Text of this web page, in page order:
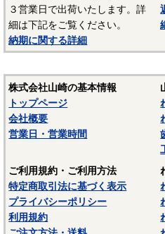
料でありますが、吸湿性が高い
らないという問題点もあります。
■ポリスライダー
優れたポリアミドの性質を活か
に分散させ、浮遊状態にある黒
状の黒鉛層となるよう製造され
ープ変形はほとんどなく、耐ク
れておりスラストワッシャーと
いられています。
（以上はサンコーインダストリー
表面処理：生地
表面処理を施していない、素
３営業日で出荷いたします。詳
細は下記をご覧ください。
納期に関する詳細
株式会社山崎の基本情報
トップページ
会社概要
営業日・営業時間
ご利用規約・ご利用方法
特定商取引法に基づく表示
プライバシーポリシー
利用規約